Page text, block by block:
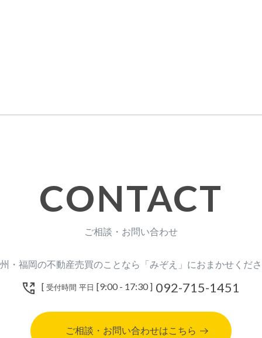
CONTACT
ご相談・お問い合わせ
・福岡の不動産売買のことなら「みぞえ」におまかせくだ
[ 受付時間 平日 [9:00 - 17:30 ] 092-715-1451
ご相談・お問い合わせはこちら